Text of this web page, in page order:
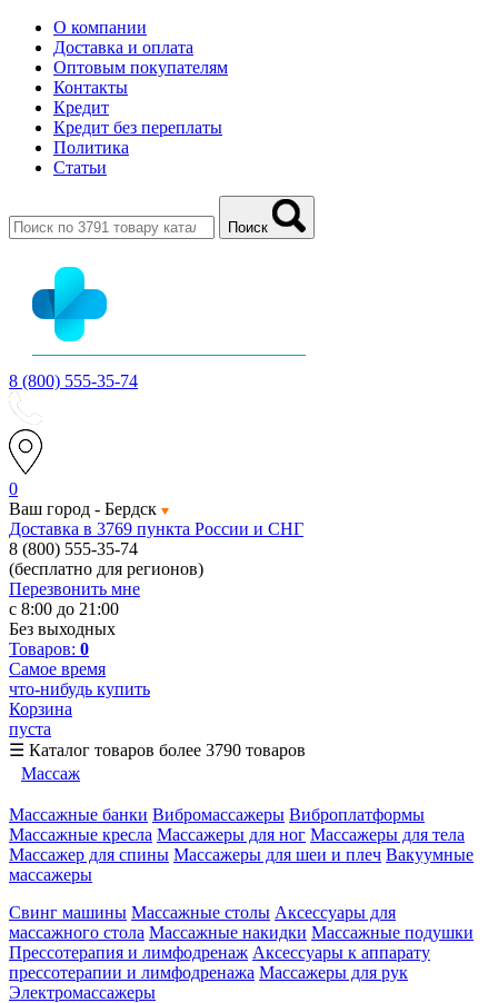
О компании
Доставка и оплата
Оптовым покупателям
Контакты
Кредит
Кредит без переплаты
Политика
Статьи
Поиск
8 (800) 555-35-74
0
Ваш город - Бердск
Доставка в 3769 пункта России и СНГ
8 (800) 555-35-74
(бесплатно для регионов)
Перезвонить мне
с 8:00 до 21:00
Без выходных
Товаров: 0
Самое время
что-нибудь купить
Корзина
пуста
☰ Каталог товаров более 3790 товаров
Массаж
Массажные банки Вибромассажеры Виброплатформы
Массажные кресла Массажеры для ног Массажеры для тела
Массажер для спины Массажеры для шеи и плеч Вакуумные
массажеры
Свинг машины Массажные столы Аксессуары для
массажного стола Массажные накидки Массажные подушки
Прессотерапия и лимфодренаж Аксессуары к аппарату
прессотерапии и лимфодренажа Массажеры для рук
Электромассажеры